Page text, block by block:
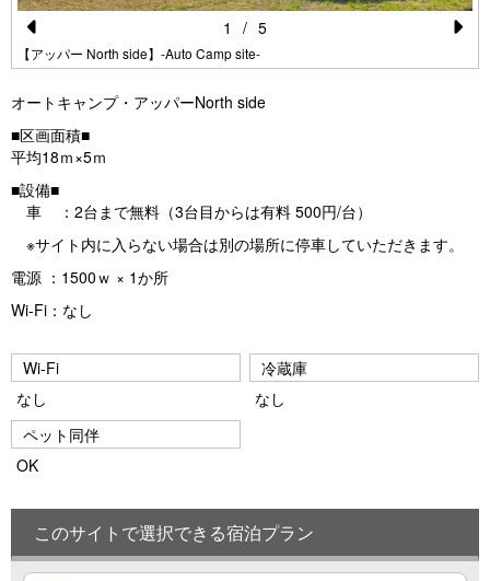
Pr
o
u
s
【アッパー North side】-Auto Camp site-
1 / 5
オートキャンプ・アッパーNorth side
■区画面積■
平均18ｍ×5ｍ
■設備■
車 ：2台まで無料（3台目からは有料 500円/台）
※サイト内に入らない場合は別の場所に停車していただきます。
電源 ：1500ｗ × 1か所
Wi-Fi：なし
Wi-Fi
なし
冷蔵庫
なし
ペット同伴
OK
このサイトで選択できる宿泊プラン